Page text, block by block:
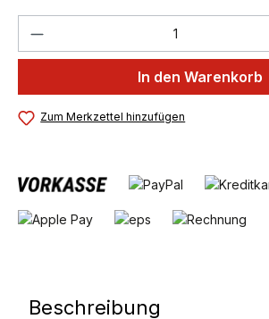
Produkt Anzahl: Gib den
In den Warenkorb
Zum Merkzettel hinzufügen
Beschreibung